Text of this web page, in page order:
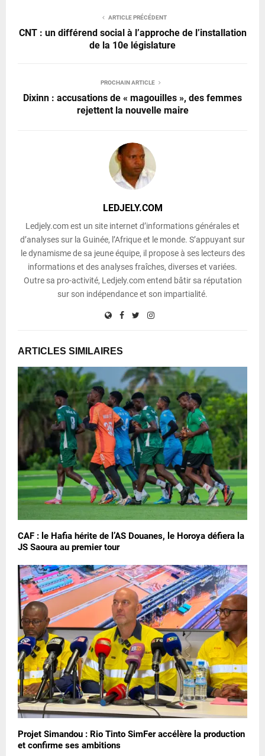
ARTICLE PRÉCÉDENT
CNT : un différend social à l’approche de l’installation
de la 10e législature
PROCHAIN ARTICLE
Dixinn : accusations de « magouilles », des femmes
rejettent la nouvelle maire
LEDJELY.COM
Ledjely.com est un site internet d’informations générales et
d’analyses sur la Guinée, l’Afrique et le monde. S’appuyant sur
le dynamisme de sa jeune équipe, il propose à ses lecteurs des
informations et des analyses fraîches, diverses et variées.
Outre sa pro-activité, Ledjely.com entend bâtir sa réputation
sur son indépendance et son impartialité.
ARTICLES SIMILAIRES
CAF : le Hafia hérite de l’AS Douanes, le Horoya défiera la
JS Saoura au premier tour
Projet Simandou : Rio Tinto SimFer accélère la production
et confirme ses ambitions